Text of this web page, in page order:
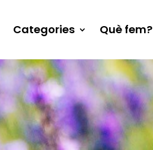
Categories Què fem?